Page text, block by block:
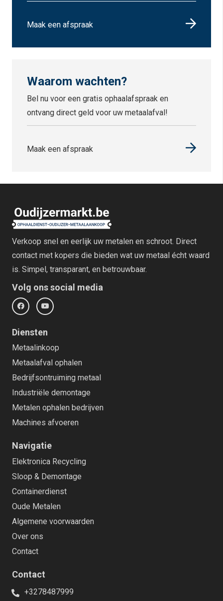
Maak een afspraak
Waarom wachten?
Bel nu voor een gratis ophaalafspraak en
ontvang direct geld voor uw metaalafval!
Maak een afspraak
Verkoop snel en eerlijk uw metalen en schroot. Direct
contact met kopers die bieden wat uw metaal écht waard
is. Simpel, transparant, en betrouwbaar.
Volg ons social media
Diensten
Metaalinkoop
Metaalafval ophalen
Bedrijfsontruiming metaal
Industriële demontage
Metalen ophalen bedrijven
Machines afvoeren
Navigatie
Elektronica Recycling
Sloop & Demontage
Containerdienst
Oude Metalen
Algemene voorwaarden
Over ons
Contact
Contact
+3278487999